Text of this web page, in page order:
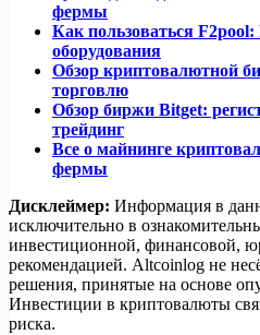
фермы
Как пользоваться F2pool:
оборудования
Обзор криптовалютной
торговлю
Обзор биржи Bitget:
трейдинг
Все о майнинге
фермы
Дисклеймер: Информация в
исключительно в
инвестиционной, финансовой,
рекомендацией. Altcoinlog не
решения, принятые на основе
Инвестиции в криптовалюты
риска.